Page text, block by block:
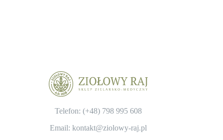
Telefon: (+48) 798 995 608
Email: kontakt@ziolowy-raj.pl